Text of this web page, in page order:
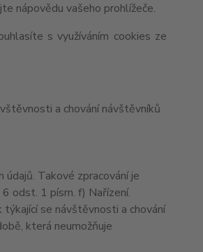
nápovědu vašeho prohlížeče.
s využíváním cookies ze
a chování návštěvníků
Takové zpracování je
odst. 1 písm. f) Nařízení.
se návštěvnosti a chování
která neumožňuje